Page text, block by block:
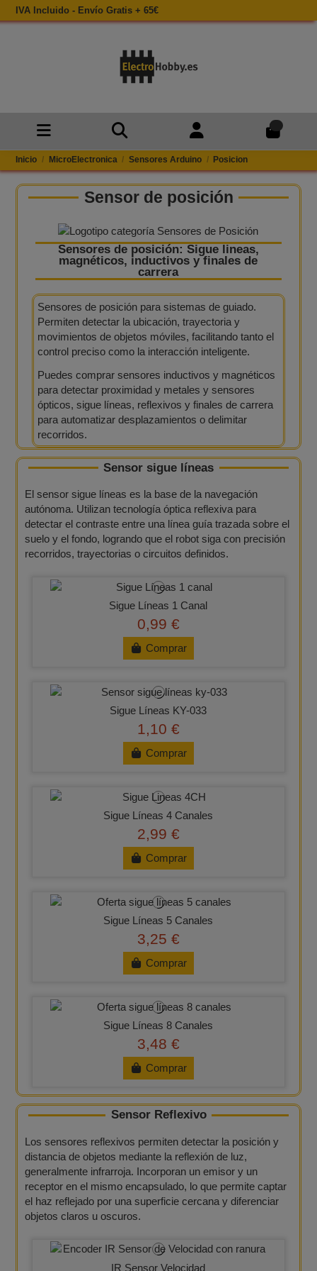
IVA Incluido - Envío Gratis + 65€
Inicio MicroElectronica Sensores Arduino Posicion
Sensor de posición
Sensores de posición: Sigue lineas,
magnéticos, inductivos y finales de
carrera
Sensores de posición para sistemas de guiado.
Permiten detectar la ubicación, trayectoria y
movimientos de objetos móviles, facilitando tanto el
control preciso como la interacción inteligente.
Puedes comprar sensores inductivos y magnéticos
para detectar proximidad y metales y sensores
ópticos, sigue líneas, reflexivos y finales de carrera
para automatizar desplazamientos o delimitar
recorridos.
Sensor sigue líneas
El sensor sigue líneas es la base de la navegación
autónoma. Utilizan tecnología óptica reflexiva para
detectar el contraste entre una línea guía trazada sobre el
suelo y el fondo, logrando que el robot siga con precisión
recorridos, trayectorias o circuitos definidos.
Sigue Líneas 1 Canal
0,99 €
Comprar
Sigue Líneas KY-033
1,10 €
Comprar
Sigue Líneas 4 Canales
2,99 €
Comprar
Sigue Líneas 5 Canales
3,25 €
Comprar
Sigue Líneas 8 Canales
3,48 €
Comprar
Sensor Reflexivo
Los sensores reflexivos permiten detectar la posición y
distancia de objetos mediante la reflexión de luz,
generalmente infrarroja. Incorporan un emisor y un
receptor en el mismo encapsulado, lo que permite captar
el haz reflejado por una superficie cercana y diferenciar
objetos claros u oscuros.
IR Sensor Velocidad